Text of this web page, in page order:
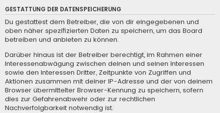
GESTATTUNG DER DATENSPEICHERUNG
Du gestattest dem Betreiber, die von dir eingegebenen und
oben näher spezifizierten Daten zu speichern, um das Board
betreiben und anbieten zu können.
Darüber hinaus ist der Betreiber berechtigt, im Rahmen einer
Interessenabwägung zwischen deinen und seinen Interessen
sowie den Interessen Dritter, Zeitpunkte von Zugriffen und
Aktionen zusammen mit deiner IP-Adresse und der von deinem
Browser übermittelter Browser-Kennung zu speichern, sofern
dies zur Gefahrenabwehr oder zur rechtlichen
Nachverfolgbarkeit notwendig ist.